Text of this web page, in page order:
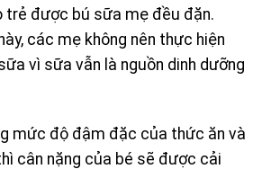
trẻ được bú sữa mẹ đều đặn.
các mẹ không nên thực hiện
vì sữa vẫn là nguồn dinh dưỡng
mức độ đậm đặc của thức ăn và
cân nặng của bé sẽ được cải